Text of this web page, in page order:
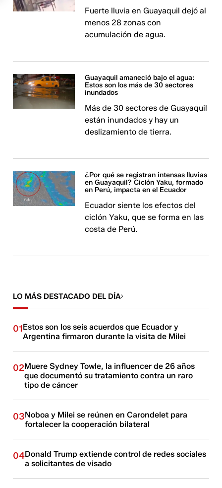
Fuerte lluvia en Guayaquil dejó al
menos 28 zonas con
acumulación de agua.
Guayaquil amaneció bajo el agua:
Estos son los más de 30 sectores
inundados
Más de 30 sectores de Guayaquil
están inundados y hay un
deslizamiento de tierra.
¿Por qué se registran intensas lluvias
en Guayaquil? Ciclón Yaku, formado
en Perú, impacta en el Ecuador
Ecuador siente los efectos del
ciclón Yaku, que se forma en las
costa de Perú.
LO MÁS DESTACADO DEL DÍA
01Estos son los seis acuerdos que Ecuador y
Argentina firmaron durante la visita de Milei
02Muere Sydney Towle, la influencer de 26 años
que documentó su tratamiento contra un raro
tipo de cáncer
03Noboa y Milei se reúnen en Carondelet para
fortalecer la cooperación bilateral
04Donald Trump extiende control de redes sociales
a solicitantes de visado